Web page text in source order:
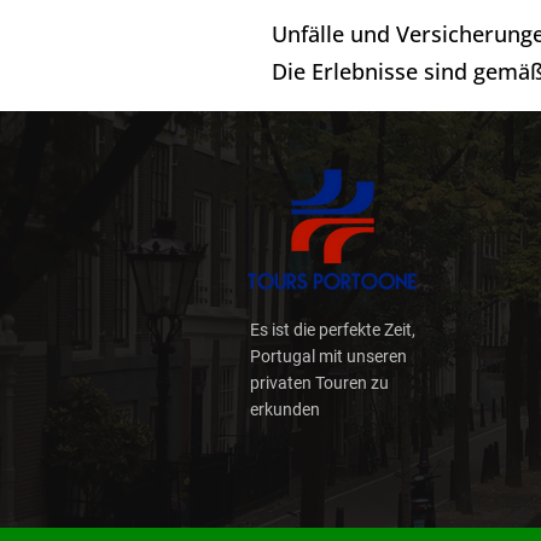
Unfälle und
Die Erlebnisse sind
Schäden an Fahrzeugen,
Fahrlässigkeit), liegen
Entschädigung für den
oder Getränke (außer
Toursportoone haftet
Fahrzeug zurückgelassen
Mit der Buchung eines
Bedingungen
Es ist die perfekte Zeit,
Portugal mit unseren
privaten Touren zu
erkunden